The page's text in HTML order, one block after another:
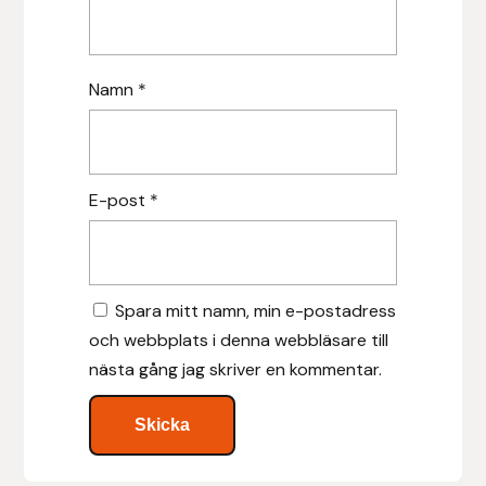
Namn *
E-post *
Spara mitt namn, min e-postadress
och webbplats i denna webbläsare till
nästa gång jag skriver en kommentar.
Mountain Horse